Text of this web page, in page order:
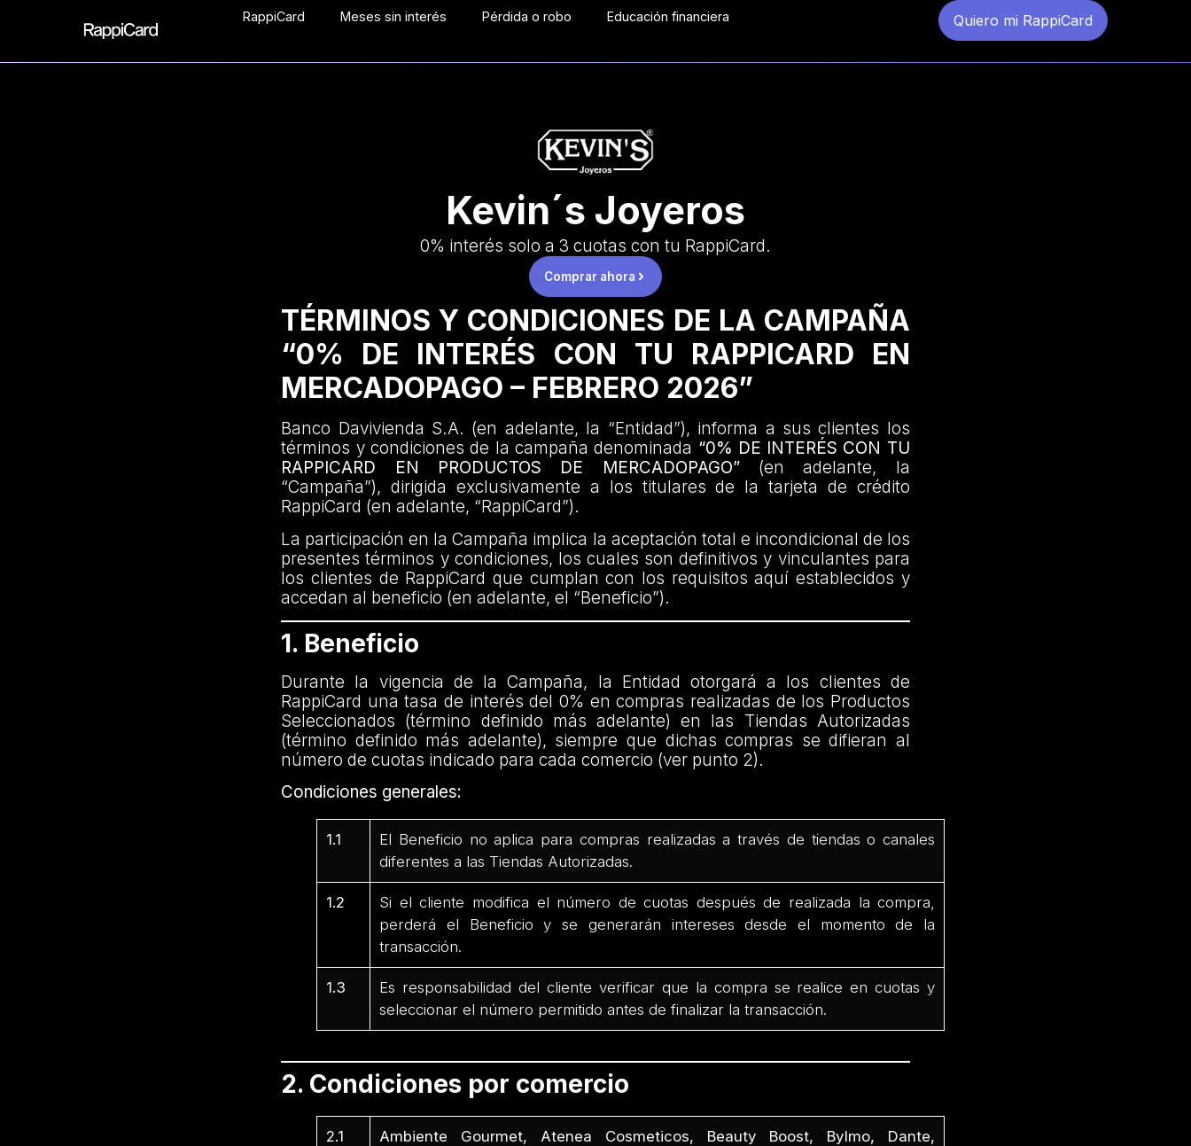
RappiCard Meses sin interés Pérdida o robo Educación financiera Quiero mi RappiCard
Kevin´s Joyeros
0% interés solo a 3 cuotas con tu RappiCard.
Comprar ahora
TÉRMINOS Y CONDICIONES DE LA CAMPAÑA
“0% DE INTERÉS CON TU RAPPICARD EN
MERCADOPAGO – FEBRERO 2026”
Banco Davivienda S.A. (en adelante, la “Entidad”), informa a sus clientes los
términos y condiciones de la campaña denominada “0% DE INTERÉS CON TU
RAPPICARD EN PRODUCTOS DE MERCADOPAGO”(en adelante, la
“Campaña”), dirigida exclusivamente a los titulares de la tarjeta de crédito
RappiCard (en adelante, “RappiCard”).
La participación en la Campaña implica la aceptación total e incondicional de los
presentes términos y condiciones, los cuales son definitivos y vinculantes para
los clientes de RappiCard que cumplan con los requisitos aquí establecidos y
accedan al beneficio (en adelante, el “Beneficio”).
1. Beneficio
Durante la vigencia de la Campaña, la Entidad otorgará a los clientes de
RappiCard una tasa de interés del 0% en compras realizadas de los Productos
Seleccionados (término definido más adelante) en las Tiendas Autorizadas
(término definido más adelante), siempre que dichas compras se difieran al
número de cuotas indicado para cada comercio (ver punto 2).
Condiciones generales:
1.1
El Beneficio no aplica para compras realizadas a través de tiendas o canales
diferentes a las Tiendas Autorizadas.
1.2
Si el cliente modifica el número de cuotas después de realizada la compra,
perderá el Beneficio y se generarán intereses desde el momento de la
transacción.
1.3
Es responsabilidad del cliente verificar que la compra se realice en cuotas y
seleccionar el número permitido antes de finalizar la transacción.
2. Condiciones por comercio
2.1
Ambiente Gourmet, Atenea Cosmeticos, Beauty Boost, Bylmo, Dante,